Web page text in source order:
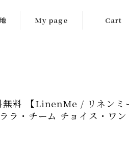
My page Cart
無料 【LinenMe / リネンミ
ラ・チーム チョイス・ワン